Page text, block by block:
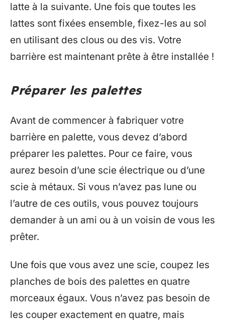
latte à la suivante. Une fois que toutes les
lattes sont fixées ensemble, fixez-les au sol
en utilisant des clous ou des vis. Votre
barrière est maintenant prête à être installée !
Préparer les palettes
Avant de commencer à fabriquer votre
barrière en palette, vous devez d’abord
préparer les palettes. Pour ce faire, vous
aurez besoin d’une scie électrique ou d’une
scie à métaux. Si vous n’avez pas lune ou
l’autre de ces outils, vous pouvez toujours
demander à un ami ou à un voisin de vous les
prêter.
Une fois que vous avez une scie, coupez les
planches de bois des palettes en quatre
morceaux égaux. Vous n’avez pas besoin de
les couper exactement en quatre, mais